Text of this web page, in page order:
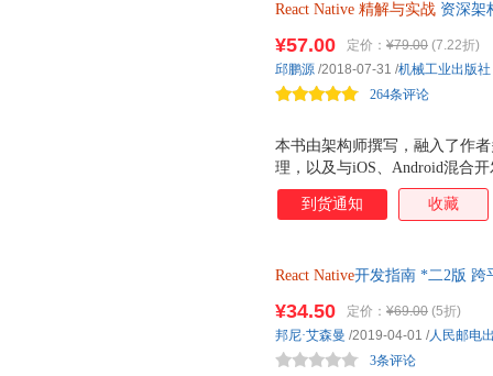
React Native 精解与实战 资深架
者实战演练
本书由架构师撰写，融入了作
理，以及与iOS、Android混合
学习。
¥57.00 定价： ¥79.00 (7.22折)
264条评论
邱鹏源 /2018-07-31 /机械工业出版社
到货通知 收藏
React Native开发指南 *二2版 跨
¥34.50 定价： ¥69.00 (5折)
3条评论
邦尼·艾森曼 /2019-04-01 /人民邮电